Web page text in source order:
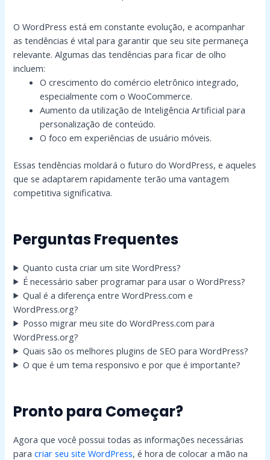
O WordPress está em constante evolução, e acompanhar
as tendências é vital para garantir que seu site permaneça
relevante. Algumas das tendências para ficar de olho
incluem:
O crescimento do comércio eletrônico integrado,
especialmente com o WooCommerce.
Aumento da utilização de Inteligência Artificial para
personalização de conteúdo.
O foco em experiências de usuário móveis.
Essas tendências moldará o futuro do WordPress, e aqueles
que se adaptarem rapidamente terão uma vantagem
competitiva significativa.
Perguntas Frequentes
Quanto custa criar um site WordPress?
É necessário saber programar para usar o WordPress?
Qual é a diferença entre WordPress.com e
WordPress.org?
Posso migrar meu site do WordPress.com para
WordPress.org?
Quais são os melhores plugins de SEO para WordPress?
O que é um tema responsivo e por que é importante?
Pronto para Começar?
Agora que você possui todas as informações necessárias
paracriar seu site WordPress, é hora de colocar a mão na